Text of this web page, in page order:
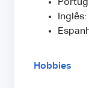
Hobbies